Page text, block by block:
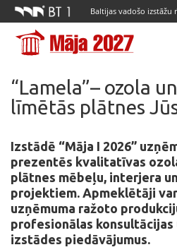
Baltijas vadošo izstāžu
“Lamela”– ozola
līmētās plātnes
Izstādē “Māja I 2026”
prezentēs kvalitatīvas
plātnes mēbeļu, interjera
projektiem. Apmeklētāji
uzņēmuma ražoto
profesionālas
izstādes piedāvājumus.